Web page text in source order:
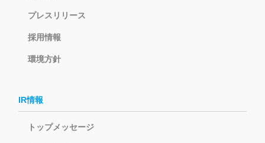
プレスリリース
採用情報
環境方針
IR情報
トップメッセージ